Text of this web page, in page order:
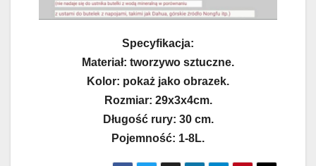
Specyfikacja:
Materiał: tworzywo sztuczne.
Kolor: pokaż jako obrazek.
Rozmiar: 29x3x4cm.
Długość rury: 30 cm.
Pojemność: 1-8L.